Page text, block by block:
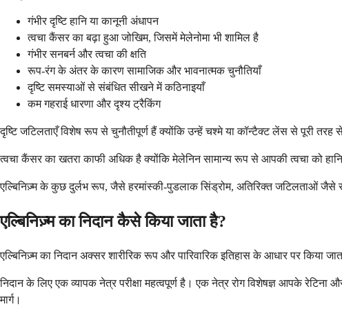
गंभीर दृष्टि हानि या कानूनी अंधापन
त्वचा कैंसर का बढ़ा हुआ जोखिम, जिसमें मेलेनोमा भी शामिल है
गंभीर सनबर्न और त्वचा की क्षति
रूप-रंग के अंतर के कारण सामाजिक और भावनात्मक चुनौतियाँ
दृष्टि समस्याओं से संबंधित सीखने में कठिनाइयाँ
कम गहराई धारणा और दृश्य ट्रैकिंग
दृष्टि जटिलताएँ विशेष रूप से चुनौतीपूर्ण हैं क्योंकि उन्हें चश्मे या कॉन्टैक्ट लेंस से पूरी
त्वचा कैंसर का खतरा काफी अधिक है क्योंकि मेलेनिन सामान्य रूप से आपकी त्वचा को
एल्बिनिज़्म के कुछ दुर्लभ रूप, जैसे हरमांस्की-पुडलाक सिंड्रोम, अतिरिक्त जटिलताओं जैसे
एल्बिनिज़्म का निदान कैसे किया जाता है?
एल्बिनिज़्म का निदान अक्सर शारीरिक रूप और पारिवारिक इतिहास के आधार पर
निदान के लिए एक व्यापक नेत्र परीक्षा महत्वपूर्ण है। एक नेत्र रोग विशेषज्ञ आपके
मार्ग।